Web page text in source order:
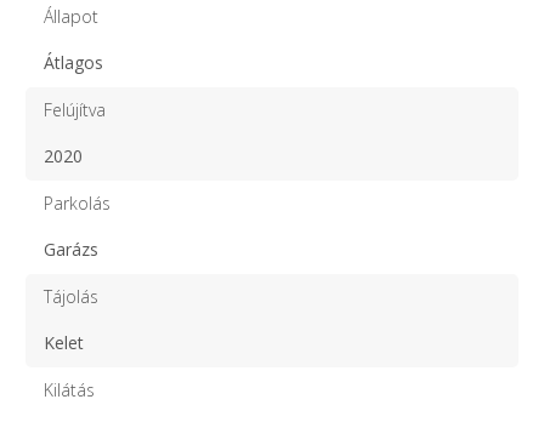
Állapot
Átlagos
Felújítva
2020
Parkolás
Garázs
Tájolás
Kelet
Kilátás